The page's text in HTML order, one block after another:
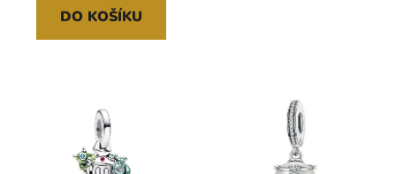
DO KOŠÍKU